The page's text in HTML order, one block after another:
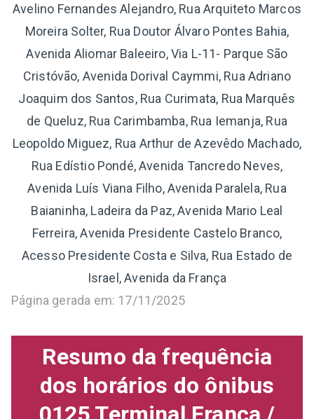
Avelino Fernandes Alejandro, Rua Arquiteto Marcos
Moreira Solter, Rua Doutor Álvaro Pontes Bahia,
Avenida Aliomar Baleeiro, Via L-11- Parque São
Cristóvão, Avenida Dorival Caymmi, Rua Adriano
Joaquim dos Santos, Rua Curimata, Rua Marquês
de Queluz, Rua Carimbamba, Rua Iemanja, Rua
Leopoldo Miguez, Rua Arthur de Azevêdo Machado,
Rua Edístio Pondé, Avenida Tancredo Neves,
Avenida Luís Viana Filho, Avenida Paralela, Rua
Baianinha, Ladeira da Paz, Avenida Mario Leal
Ferreira, Avenida Presidente Castelo Branco,
Acesso Presidente Costa e Silva, Rua Estado de
Israel, Avenida da França
Página gerada em: 17/11/2025
Resumo da frequência
dos horários do ônibus